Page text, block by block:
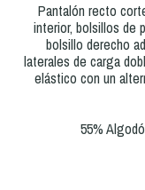
Pantalón recto
interior, bolsillos de
bolsillo derecho
laterales de carga
elástico con un
55%